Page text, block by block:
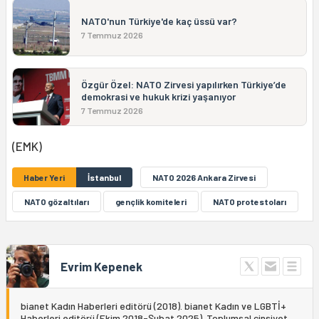
NATO'nun Türkiye'de kaç üssü var?
7 Temmuz 2026
Özgür Özel: NATO Zirvesi yapılırken Türkiye’de
demokrasi ve hukuk krizi yaşanıyor
7 Temmuz 2026
(EMK)
Haber Yeri İstanbul NATO 2026 Ankara Zirvesi
NATO gözaltıları gençlik komiteleri NATO protestoları
Evrim Kepenek
bianet Kadın Haberleri editörü (2018). bianet Kadın ve LGBTİ+